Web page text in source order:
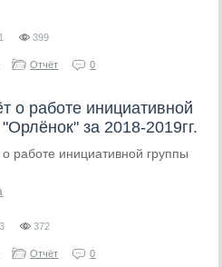
399
Отчёт 0
о работе инициативной
за 2018-2019гг.
группы
372
Отчёт 0